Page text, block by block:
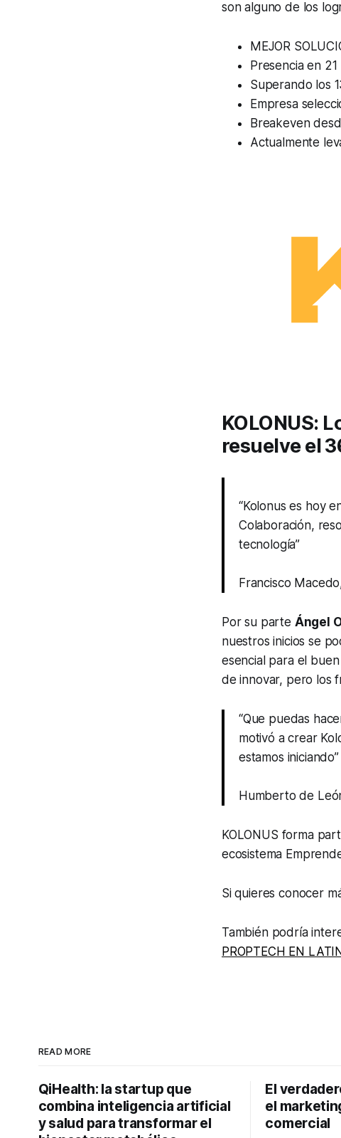
son alguno de los
MEJOR
Presencia en
Superando los
Empresa
Breakeven
Actualmente
KOLONUS:
resuelve el
“Kolonus es hoy
Colaboración,
tecnología”
Francisco
Por su parte Ángel
nuestros inicios se
esencial para el
de innovar, pero los
“Que puedas
motivó a crear
estamos iniciando”
Humberto de
KOLONUS forma
ecosistema
Si quieres conocer
También podría
PROPTECH EN
READ MORE
QiHealth: la startup que
combina inteligencia artificial
y salud para transformar el
El
el
comercial